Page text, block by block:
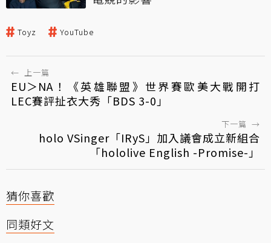
Toyz YouTube
← 上一篇
EU＞NA！《英雄聯盟》世界賽歐美大戰開打
LEC賽評扯衣大秀「BDS 3-0」
下一篇 →
holo VSinger「IRyS」加入議會成立新組合
「hololive English -Promise-」
猜你喜歡
同類好文